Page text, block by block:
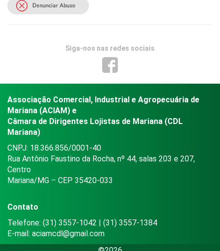
Siga-nos nas redes sociais
Associação Comercial, Industrial e Agropecuária de
Mariana (ACIAM) e
Câmara de Dirigentes Lojistas de Mariana (CDL
Mariana)
CNPJ: 18.366.856/0001-40
Rua Antônio Faustino da Rocha, nº 44, salas 203 e 207,
Centro
Mariana/MG – CEP 35420-033
Contato
Telefone: (31) 3557-1042 | (31) 3557-1384
E-mail: aciamcdl@gmail.com